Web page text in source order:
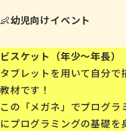
👶幼児向けイベント
ビスケット（年少〜年長）
タブレットを用いて自分で
教材です！
この「メガネ」でプログ
にプログラミングの基礎